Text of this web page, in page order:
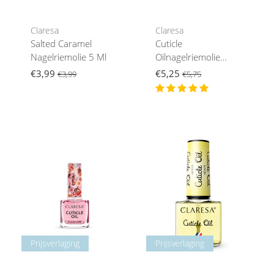
Claresa
Salted Caramel
Nagelriemolie 5 Ml
€3,99 €3,99
Claresa
Cuticle
Oilnagelriemolie
Cherry 5 G
€5,25 €5,75
Prijsverlaging Prijsverlaging